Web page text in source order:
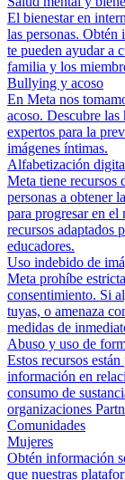
El bienestar en
las personas. Obtén
te pueden ayudar a
familia y los
Bullying y acoso
En Meta nos
acoso. Descubre las
expertos para la
imágenes íntimas.
Alfabetización
Meta tiene recursos
personas a obtener
para progresar en
recursos adaptados
educadores.
Uso indebido de
Meta prohíbe
consentimiento. Si
tuyas, o amenaza
medidas de
Abuso y uso de
Estos recursos
información en
consumo de
organizaciones
Comunidades
Mujeres
Obtén información
que nuestras